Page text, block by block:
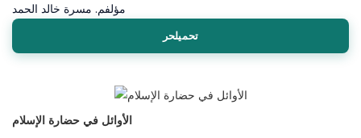
مؤلفم. مسرة خالد الحمد
تحميلحر
الأوائل في حضارة الإسلام